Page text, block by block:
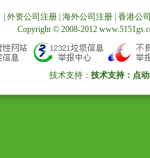
外资公司注册 海外公司注册 香港公
Copyright © 2008-2012
技术支持： 技术支持：点